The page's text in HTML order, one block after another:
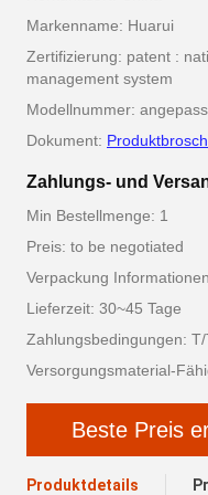
Markenname: Huarui
Zertifizierung: patent :
management system
Modellnummer:
Dokument:
Zahlungs- und
Min Bestellmenge: 1
Preis: to be negotiated
Verpackung
Lieferzeit: 30~45 Tage
Zahlungsbedingungen: T/
Versorgungsmaterial-
Beste Preis
Produktdetails